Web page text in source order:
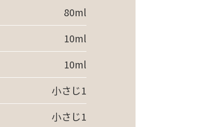
80ml
10ml
10ml
小さじ1
小さじ1